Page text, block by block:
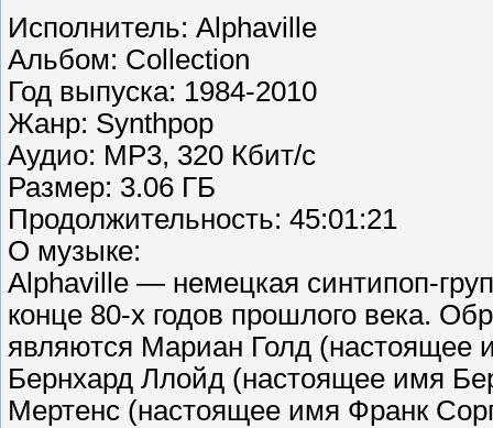
Исполнитель: Alphaville
Альбом: Collection
Год выпуска: 1984-2010
Жанр: Synthpop
Аудио: MP3, 320 Кбит/с
Размер: 3.06 ГБ
Продолжительность: 45:01:21
О музыке:
Alphaville — немецкая синтипоп-
конце 80-х годов прошлого века.
являются Мариан Голд (настоящее
Бернхард Ллойд (настоящее имя
Мертенс (настоящее имя Франк